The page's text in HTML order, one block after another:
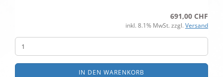
691,00 CHF
inkl. 8.1% MwSt. zzgl. Versand
IN DEN WARENKORB